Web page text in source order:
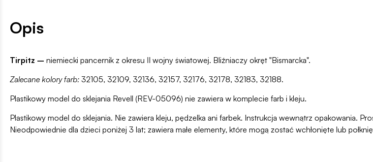
Opis
Tirpitz – niemiecki pancernik z okresu II wojny światowej. Bliźniaczy okręt "Bismarcka".
Zalecane kolory farb: 32105, 32109, 32136, 32157, 32176, 32178, 32183, 32188.
Plastikowy model do sklejania Revell (REV-05096) nie zawiera w komplecie farb i kleju.
Plastikowy model do sklejania. Nie zawiera kleju, pędzelka ani farbek. Instrukcja wewnątrz opakowania.
Nieodpowiednie dla dzieci poniżej 3 lat; zawiera małe elementy, które mogą zostać wchłonięte lub